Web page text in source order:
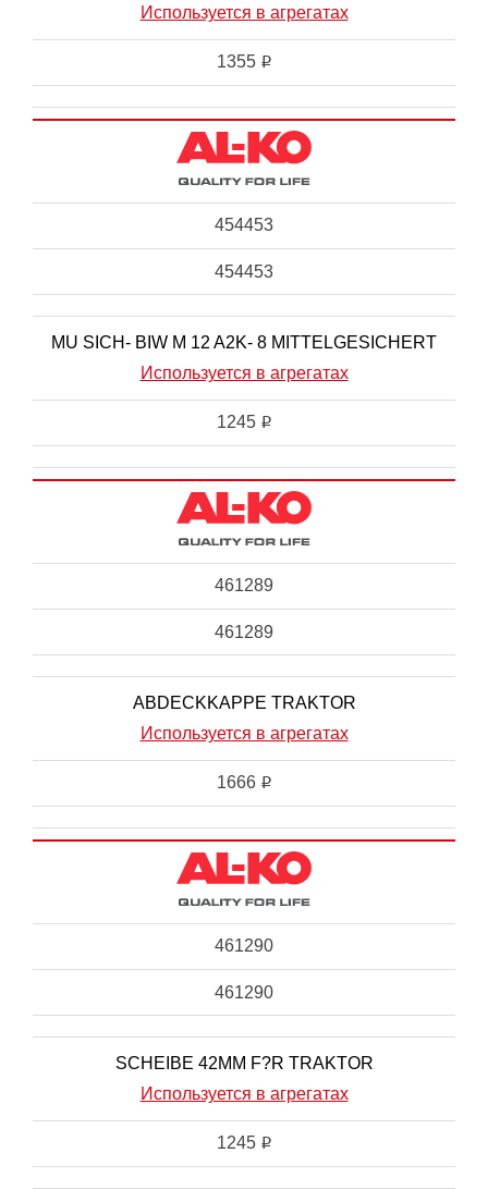
Используется в агрегатах
1355 i
454453
454453
MU SICH- BIW M 12 A2K- 8 MITTELGESICHERT
Используется в агрегатах
1245 i
461289
461289
ABDECKKAPPE TRAKTOR
Используется в агрегатах
1666 i
461290
461290
SCHEIBE 42MM F?R TRAKTOR
Используется в агрегатах
1245 i